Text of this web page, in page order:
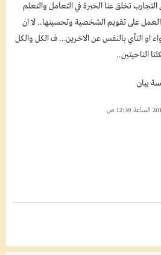
التجارب تخلق عنا الخبرة في التعامل والتعلم
على تقويم الشخصية وتحسينها.. لا ان
او النأي بالنفس عن الاخرين… ف الكل والكل
الناحيتين..
بيان